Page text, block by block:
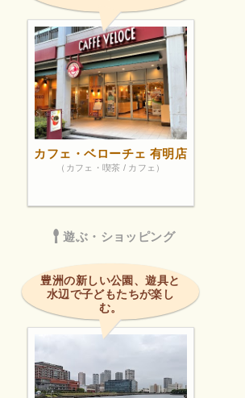
カフェ・ベローチェ 有明店
（カフェ・喫茶 / カフェ）
遊ぶ・ショッピング
豊洲の新しい公園、遊具と
水辺で子どもたちが楽し
む。